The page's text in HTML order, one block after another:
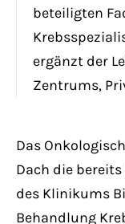
beteiligten
ergänzt der
Zentrums,
Das
Dach die
des Klinikums
Behandlung